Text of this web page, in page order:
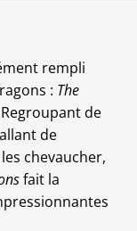
rempli
: The
de
de
chevaucher,
fait la